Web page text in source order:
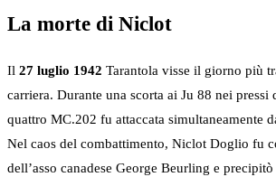
La morte di Niclot
Il 27 luglio 1942 Tarantola visse il giorno più
carriera. Durante una scorta ai Ju 88 nei pressi
quattro MC.202 fu attaccata simultaneamente
Nel caos del combattimento, Niclot Doglio fu
dell’asso canadese George Beurling e